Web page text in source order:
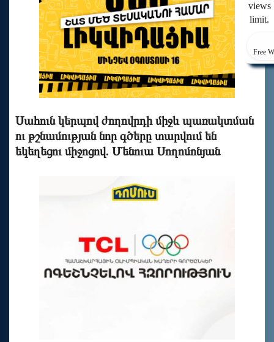
views
limit.
Free
Սահուն կերպով ժողովրդի միջև պառակտման
ու թշնամության նոր գծերը տարվում են
եկեղեցու միջոցով. Մենուա Սողոմոնյան